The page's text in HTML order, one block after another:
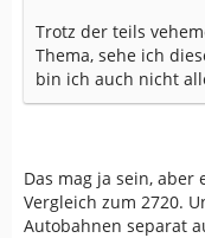
Trotz der teils
Thema, sehe ich
bin ich auch nicht
Das mag ja sein,
Vergleich zum 2720.
Autobahnen separat